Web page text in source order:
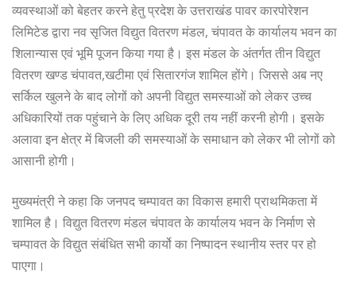
व्यवस्थाओं को बेहतर करने हेतु प्रदेश के उत्तराखंड पावर कारपोरेशन
लिमिटेड द्वारा नव सृजित विद्युत वितरण मंडल, चंपावत के कार्यालय भवन का
शिलान्यास एवं भूमि पूजन किया गया है। इस मंडल के अंतर्गत तीन विद्युत
वितरण खण्ड चंपावत,खटीमा एवं सितारगंज शामिल होंगे। जिससे अब नए
सर्किल खुलने के बाद लोगों को अपनी विद्युत समस्याओं को लेकर उच्च
अधिकारियों तक पहुंचाने के लिए अधिक दूरी तय नहीं करनी होगी। इसके
अलावा इन क्षेत्र में बिजली की समस्याओं के समाधान को लेकर भी लोगों को
आसानी होगी।
मुख्यमंत्री ने कहा कि जनपद चम्पावत का विकास हमारी प्राथमिकता में
शामिल है। विद्युत वितरण मंडल चंपावत के कार्यालय भवन के निर्माण से
चम्पावत के विद्युत संबंधित सभी कार्यो का निष्पादन स्थानीय स्तर पर हो
पाएगा।